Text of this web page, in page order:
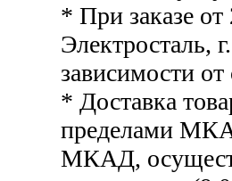
* При заказе от
Электросталь,
зависимости
* Доставка
пределами
МКАД,